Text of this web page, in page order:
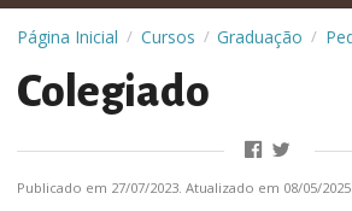
Página Inicial / Cursos / Graduação /
Colegiado
Publicado em 27/07/2023. Atualizado em 08/05/2025